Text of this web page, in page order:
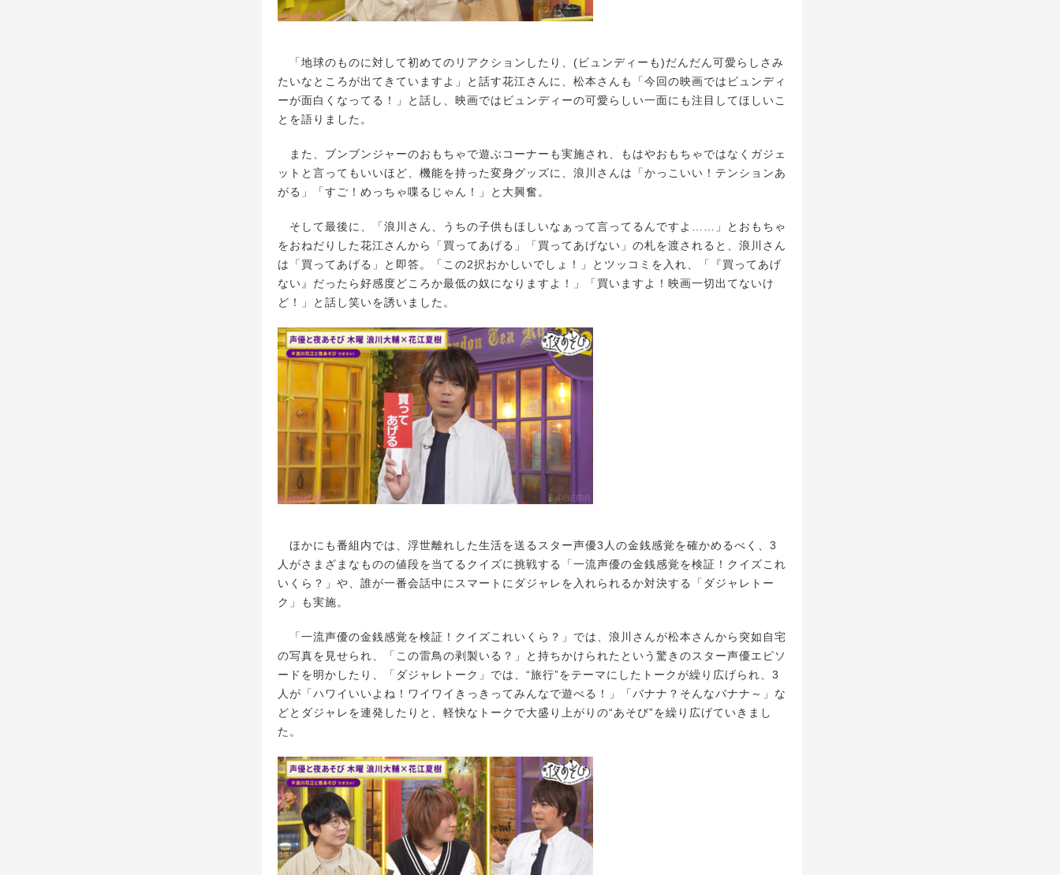
「地球のものに対して初めてのリアクションしたり、(ビュンディーも)だんだん可愛らしさみ
たいなところが出てきていますよ」と話す花江さんに、松本さんも「今回の映画ではビュンディ
ーが面白くなってる！」と話し、映画ではビュンディーの可愛らしい一面にも注目してほしいこ
とを語りました。
また、ブンブンジャーのおもちゃで遊ぶコーナーも実施され、もはやおもちゃではなくガジェ
ットと言ってもいいほど、機能を持った変身グッズに、浪川さんは「かっこいい！テンションあ
がる」「すご！めっちゃ喋るじゃん！」と大興奮。
そして最後に、「浪川さん、うちの子供もほしいなぁって言ってるんですよ……」とおもちゃ
をおねだりした花江さんから「買ってあげる」「買ってあげない」の札を渡されると、浪川さん
は「買ってあげる」と即答。「この2択おかしいでしょ！」とツッコミを入れ、「『買ってあげ
ない』だったら好感度どころか最低の奴になりますよ！」「買いますよ！映画一切出てないけ
ど！」と話し笑いを誘いました。
ほかにも番組内では、浮世離れした生活を送るスター声優3人の金銭感覚を確かめるべく、3
人がさまざまなものの値段を当てるクイズに挑戦する「一流声優の金銭感覚を検証！クイズこれ
いくら？」や、誰が一番会話中にスマートにダジャレを入れられるか対決する「ダジャレトー
ク」も実施。
「一流声優の金銭感覚を検証！クイズこれいくら？」では、浪川さんが松本さんから突如自宅
の写真を見せられ、「この雷鳥の剥製いる？」と持ちかけられたという驚きのスター声優エピソ
ードを明かしたり、「ダジャレトーク」では、“旅行”をテーマにしたトークが繰り広げられ、3
人が「ハワイいいよね！ワイワイきっきってみんなで遊べる！」「バナナ？そんなバナナ～」な
どとダジャレを連発したりと、軽快なトークで大盛り上がりの“あそび”を繰り広げていきまし
た。